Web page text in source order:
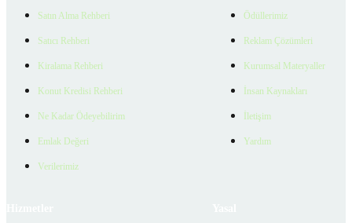
Satın Alma Rehberi
Satıcı Rehberi
Kiralama Rehberi
Konut Kredisi Rehberi
Ne Kadar Ödeyebilirim
Emlak Değeri
Verilerimiz
Ödüllerimiz
Reklam Çözümleri
Kurumsal Materyaller
İnsan Kaynakları
İletişim
Yardım